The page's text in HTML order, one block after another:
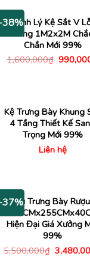
38%
Thanh Lý Kệ Sắt V
Tầng 1M2x2M
Chắn Mới 99%
1,600,000₫ Giá
Kệ Trưng Bày Khung
4 Tầng Thiết Kế
Trọng Mới 99%
Liên hệ
37%Tủ Trưng Bày Rượu
Hiện Đại Giá Xưởng
99%
5,500,000₫ Giá
gốc